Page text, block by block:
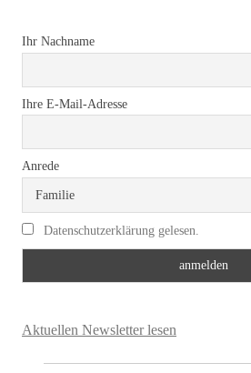
Ihr Nachname
Ihre E-Mail-Adresse
Anrede
Datenschutzerklärung gelesen.
Aktuellen Newsletter lesen